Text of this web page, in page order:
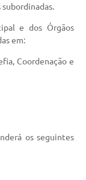
e dos Órgãos
em:
Coordenação e
os seguintes